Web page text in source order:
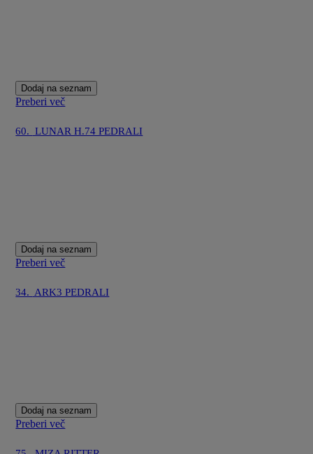
Dodaj na seznam
Preberi več
60. LUNAR H.74 PEDRALI
Dodaj na seznam
Preberi več
34. ARK3 PEDRALI
Dodaj na seznam
Preberi več